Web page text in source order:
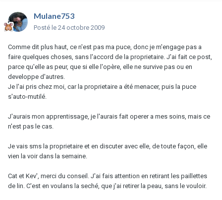
Mulane753
Posté le 24 octobre 2009
Comme dit plus haut, ce n'est pas ma puce, donc je m'engage pas a
faire quelques choses, sans l'accord de la proprietaire. J'ai fait ce post,
parce qu'elle as peur, que si elle l'opère, elle ne survive pas ou en
developpe d'autres.
Je l'ai pris chez moi, car la proprietaire a été menacer, puis la puce
s'auto-mutilé.
J'aurais mon apprentissage, je l'aurais fait operer a mes soins, mais ce
n'est pas le cas.
Je vais sms la proprietaire et en discuter avec elle, de toute façon, elle
vien la voir dans la semaine.
Cat et Kev', merci du conseil. J'ai fais attention en retirant les paillettes
de lin. C'est en voulans la seché, que j'ai retirer la peau, sans le vouloir.